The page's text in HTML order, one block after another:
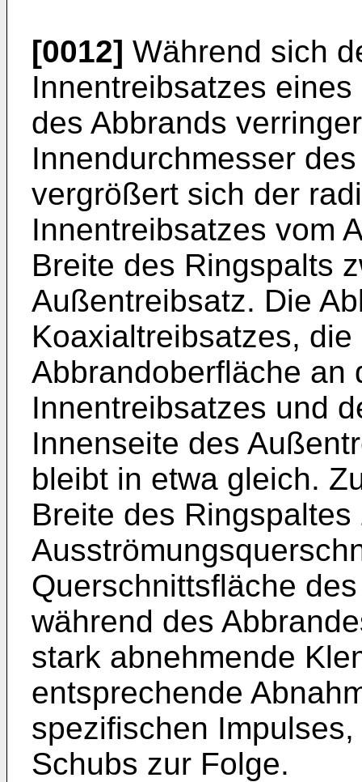
[0012] Während sich
Innentreibsatzes
des Abbrands
Innendurchmesser
vergrößert sich der
Innentreibsatzes vom
Breite des Ringspalts
Außentreibsatz. Die
Koaxialtreibsatzes,
Abbrandoberfläche an
Innentreibsatzes und
Innenseite des
bleibt in etwa gleich.
Breite des
Querschnittsfläche
während des
stark abnehmende
entsprechende
spezifischen
Schubs zur Folge.